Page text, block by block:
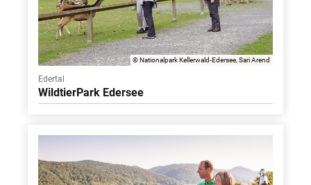
© Nationalpark Kellerwald-Edersee, Sari Arend
Edertal
WildtierPark Edersee